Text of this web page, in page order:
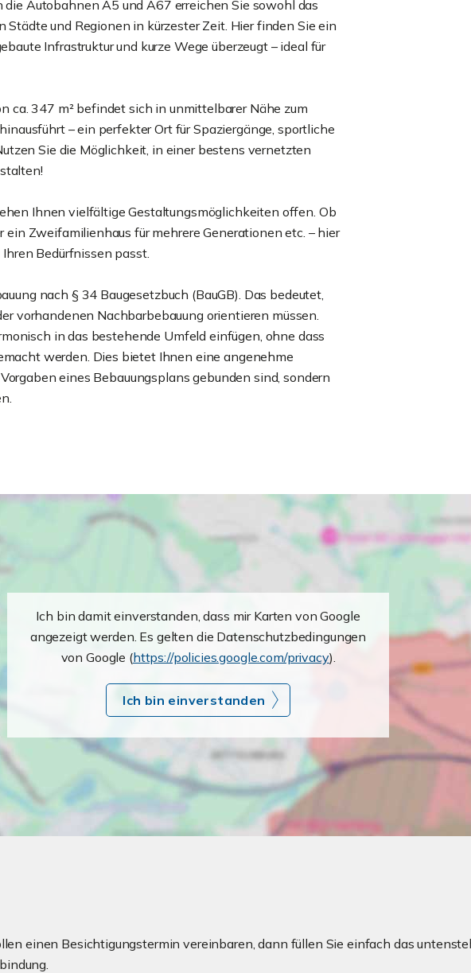
Autobahnen A5 und A67 erreichen Sie sowohl das
und Regionen in kürzester Zeit. Hier finden Sie ein
Infrastruktur und kurze Wege überzeugt – ideal für
ca. 347 m² befindet sich in unmittelbarer Nähe zum
– ein perfekter Ort für Spaziergänge, sportliche
Sie die Möglichkeit, in einer bestens vernetzten
Ihnen vielfältige Gestaltungsmöglichkeiten offen. Ob
Zweifamilienhaus für mehrere Generationen etc. – hier
Bedürfnissen passt.
nach § 34 Baugesetzbuch (BauGB). Das bedeutet,
vorhandenen Nachbarbebauung orientieren müssen.
in das bestehende Umfeld einfügen, ohne dass
werden. Dies bietet Ihnen eine angenehme
eines Bebauungsplans gebunden sind, sondern
Ich bin damit einverstanden, dass mir Karten von Google
angezeigt werden. Es gelten die Datenschutzbedingungen
von Google (https://policies.google.com/privacy).
Ich bin einverstanden
einen Besichtigungstermin vereinbaren, dann füllen Sie einfach das